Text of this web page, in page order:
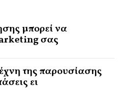
μπορεί να
σας
της παρουσίασης
ει